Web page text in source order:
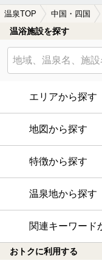
温泉TOP 中国・四国
温浴施設を探す
エリアから探す
地図から探す
特徴から探す
温泉地から探す
関連キーワード
おトクに利用する